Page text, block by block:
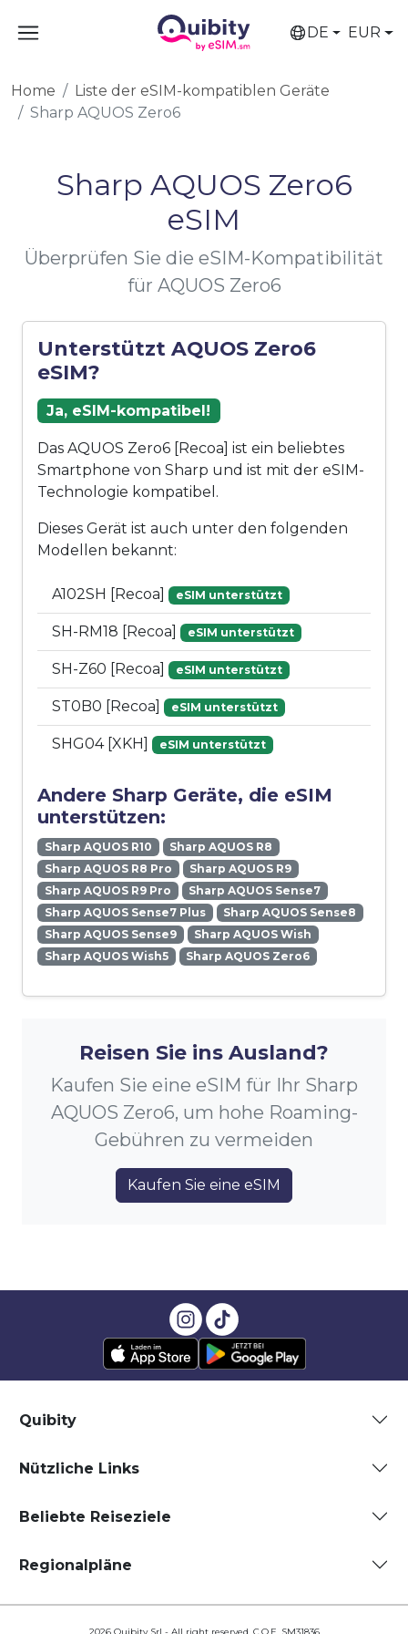
DE EUR
Home
Liste der eSIM-kompatiblen Geräte
Sharp AQUOS Zero6
Sharp AQUOS Zero6
eSIM
Überprüfen Sie die eSIM-Kompatibilität
für AQUOS Zero6
Unterstützt AQUOS Zero6
eSIM?
Ja, eSIM-kompatibel!
Das AQUOS Zero6 [Recoa] ist ein beliebtes
Smartphone von Sharp und ist mit der eSIM-
Technologie kompatibel.
Dieses Gerät ist auch unter den folgenden
Modellen bekannt:
A102SH [Recoa] eSIM unterstützt
SH-RM18 [Recoa] eSIM unterstützt
SH-Z60 [Recoa] eSIM unterstützt
ST0B0 [Recoa] eSIM unterstützt
SHG04 [XKH] eSIM unterstützt
Andere Sharp Geräte, die eSIM
unterstützen:
Sharp AQUOS R10
Sharp AQUOS R8
Sharp AQUOS R8 Pro
Sharp AQUOS R9
Sharp AQUOS R9 Pro
Sharp AQUOS Sense7
Sharp AQUOS Sense7 Plus
Sharp AQUOS Sense8
Sharp AQUOS Sense9
Sharp AQUOS Wish
Sharp AQUOS Wish5
Sharp AQUOS Zero6
Reisen Sie ins Ausland?
Kaufen Sie eine eSIM für Ihr Sharp
AQUOS Zero6, um hohe Roaming-
Gebühren zu vermeiden
Kaufen Sie eine eSIM
Quibity
Nützliche Links
Beliebte Reiseziele
Regionalpläne